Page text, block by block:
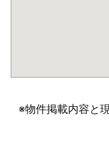
※物件掲載内容と